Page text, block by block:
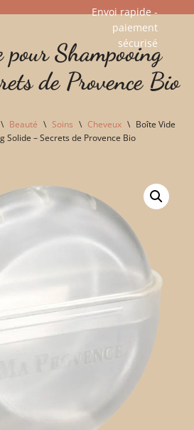
Envoi rapide -
paiement
sécurisé​
Shampooing
de Provence Bio
\ Beauté \ Soins \ Cheveux \ Boîte Vide
Solide – Secrets de Provence Bio